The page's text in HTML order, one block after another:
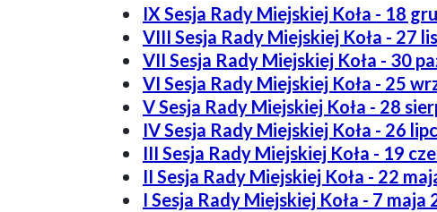
IX Sesja Rady Miejskiej Koła - 18
VIII Sesja Rady Miejskiej Koła - 27
VII Sesja Rady Miejskiej Koła - 30
VI Sesja Rady Miejskiej Koła - 25
V Sesja Rady Miejskiej Koła - 28
IV Sesja Rady Miejskiej Koła - 26
III Sesja Rady Miejskiej Koła - 19
II Sesja Rady Miejskiej Koła - 22
I Sesja Rady Miejskiej Koła - 7 maja